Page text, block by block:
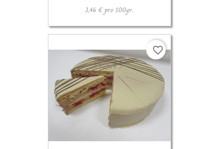
3,46 € pro 100gr.
favorite_border